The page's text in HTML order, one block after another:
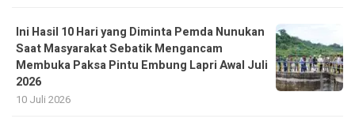
Ini Hasil 10 Hari yang Diminta Pemda Nunukan
Saat Masyarakat Sebatik Mengancam
Membuka Paksa Pintu Embung Lapri Awal Juli
2026
10 Juli 2026